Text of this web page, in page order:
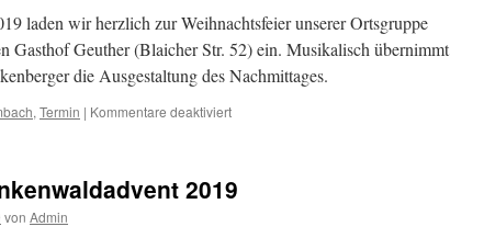
laden wir herzlich zur Weihnachtsfeier unserer Ortsgruppe
Gasthof Geuther (Blaicher Str. 52) ein. Musikalisch übernimmt
die Ausgestaltung des Nachmittages.
, Termin | Kommentare deaktiviertfür
2019
2019
von Admin